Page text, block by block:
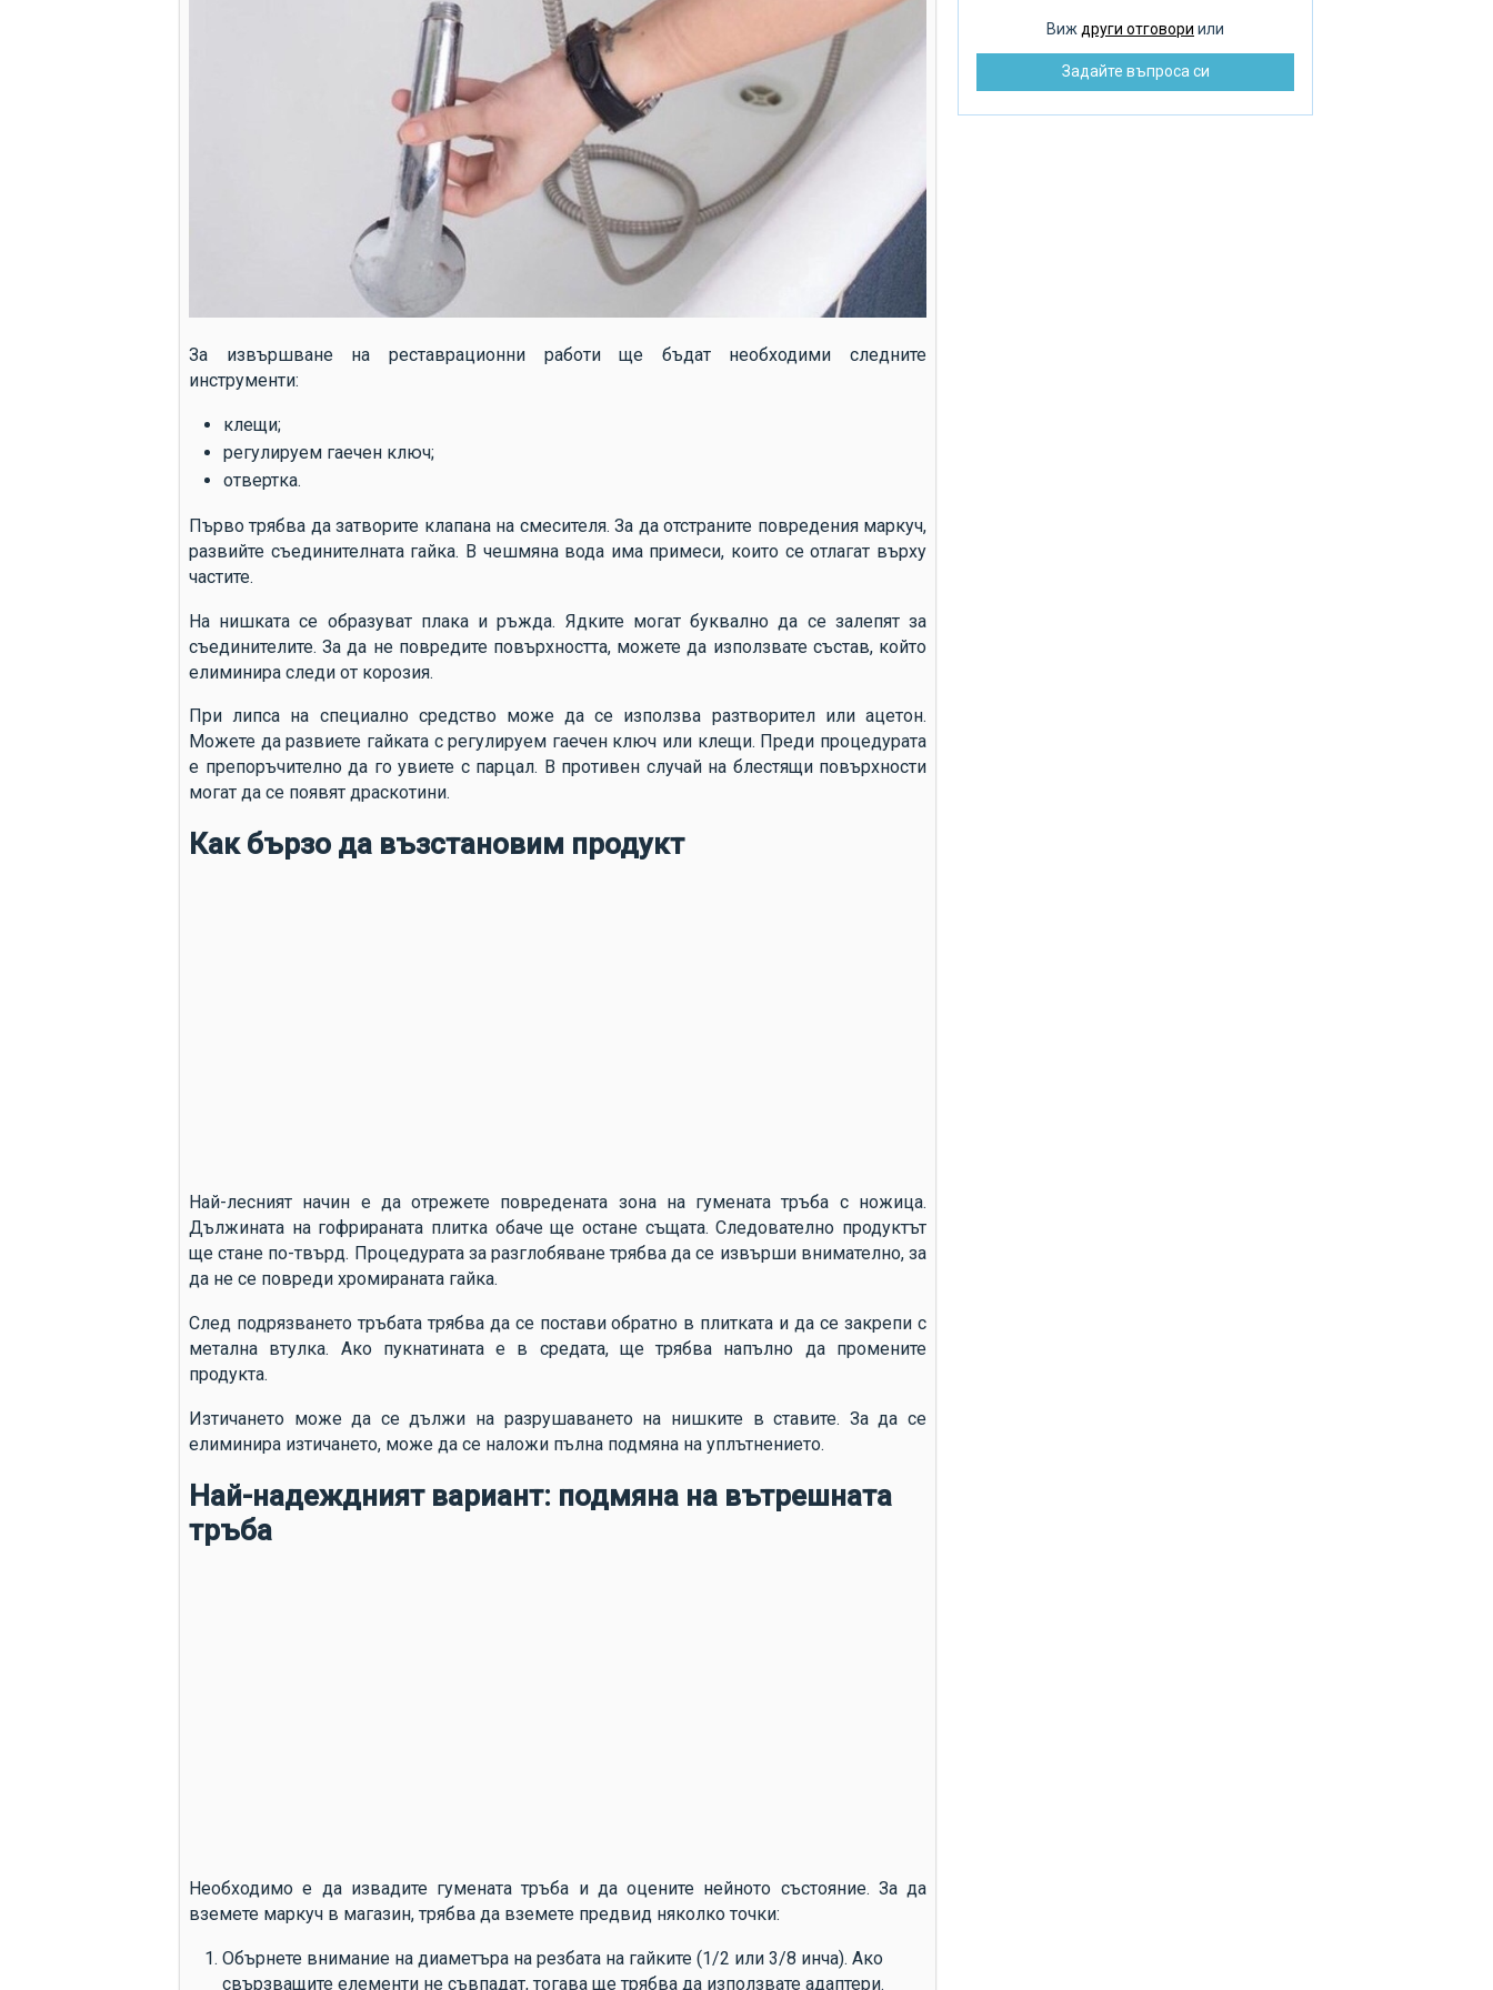
За извършване на реставрационни работи ще бъдат необходими следните
инструменти:
клещи;
регулируем гаечен ключ;
отвертка.
Първо трябва да затворите клапана на смесителя. За да отстраните повредения маркуч,
развийте съединителната гайка. В чешмяна вода има примеси, които се отлагат върху
частите.
На нишката се образуват плака и ръжда. Ядките могат буквално да се залепят за
съединителите. За да не повредите повърхността, можете да използвате състав, който
елиминира следи от корозия.
При липса на специално средство може да се използва разтворител или ацетон.
Можете да развиете гайката с регулируем гаечен ключ или клещи. Преди процедурата
е препоръчително да го увиете с парцал. В противен случай на блестящи повърхности
могат да се появят драскотини.
Как бързо да възстановим продукт
Най-лесният начин е да отрежете повредената зона на гумената тръба с ножица.
Дължината на гофрираната плитка обаче ще остане същата. Следователно продуктът
ще стане по-твърд. Процедурата за разглобяване трябва да се извърши внимателно, за
да не се повреди хромираната гайка.
След подрязването тръбата трябва да се постави обратно в плитката и да се закрепи с
метална втулка. Ако пукнатината е в средата, ще трябва напълно да промените
продукта.
Изтичането може да се дължи на разрушаването на нишките в ставите. За да се
елиминира изтичането, може да се наложи пълна подмяна на уплътнението.
Най-надеждният вариант: подмяна на вътрешната
тръба
Необходимо е да извадите гумената тръба и да оцените нейното състояние. За да
вземете маркуч в магазин, трябва да вземете предвид няколко точки:
Обърнете внимание на диаметъра на резбата на гайките (1/2 или 3/8 инча). Ако
свързващите елементи не съвпадат, тогава ще трябва да използвате адаптери.
разпределение на водата
ремонт на помпата
Виж други отговори или
Задайте въпроса си